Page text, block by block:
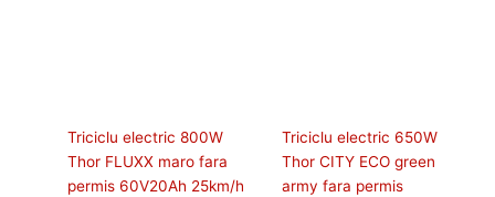
Triciclu electric 800W
Thor FLUXX maro fara
permis 60V20Ah 25km/h
Triciclu electric 650W
Thor CITY ECO green
army fara permis